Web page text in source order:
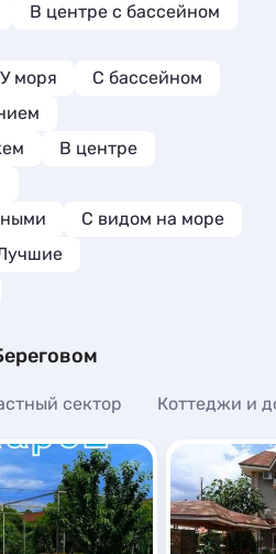
В центре с бассейном
У моря
С бассейном
В центре
С видом на море
сектор Коттеджи и